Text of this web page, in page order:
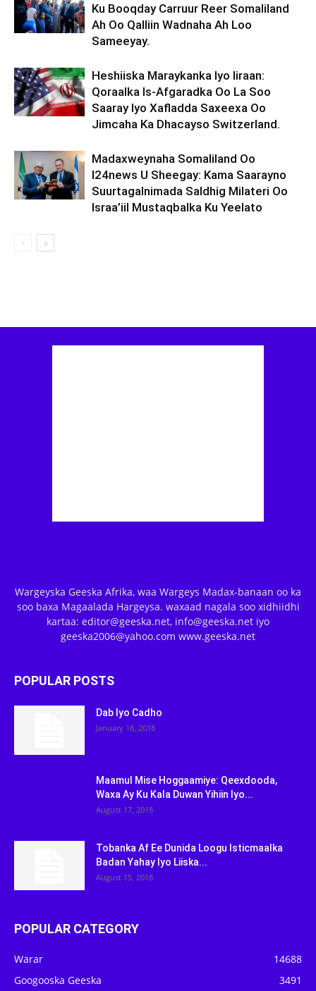
Ku Booqday Carruur Reer Somaliland
Ah Oo Qalliin Wadnaha Ah Loo
Sameeyay.
Heshiiska Maraykanka Iyo Iiraan:
Qoraalka Is-Afgaradka Oo La Soo
Saaray Iyo Xafladda Saxeexa Oo
Jimcaha Ka Dhacayso Switzerland.
Madaxweynaha Somaliland Oo
I24news U Sheegay: Kama Saarayno
Suurtagalnimada Saldhig Milateri Oo
Israa’iil Mustaqbalka Ku Yeelato
Wargeyska Geeska Afrika, waa Wargeys Madax-banaan oo ka
soo baxa Magaalada Hargeysa. waxaad nagala soo xidhiidhi
kartaa: editor@geeska.net, info@geeska.net iyo
geeska2006@yahoo.com www.geeska.net
POPULAR POSTS
Dab Iyo Cadho
January 18, 2018
Maamul Mise Hoggaamiye: Qeexdooda,
Waxa Ay Ku Kala Duwan Yihiin Iyo...
August 17, 2018
Tobanka Af Ee Dunida Loogu Isticmaalka
Badan Yahay Iyo Liiska...
August 15, 2018
POPULAR CATEGORY
Warar
14688
Googooska Geeska
3491